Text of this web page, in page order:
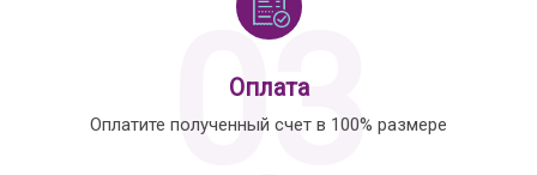
03
Оплата
Оплатите полученный счет в 100% размере